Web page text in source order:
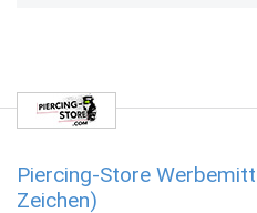
Piercing-Store
Zeichen)